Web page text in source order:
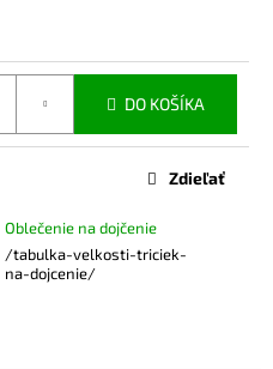
DO KOŠÍKA
Oblečenie na dojčenie
/tabulka-velkosti-triciek-
na-dojcenie/
Zdieľať